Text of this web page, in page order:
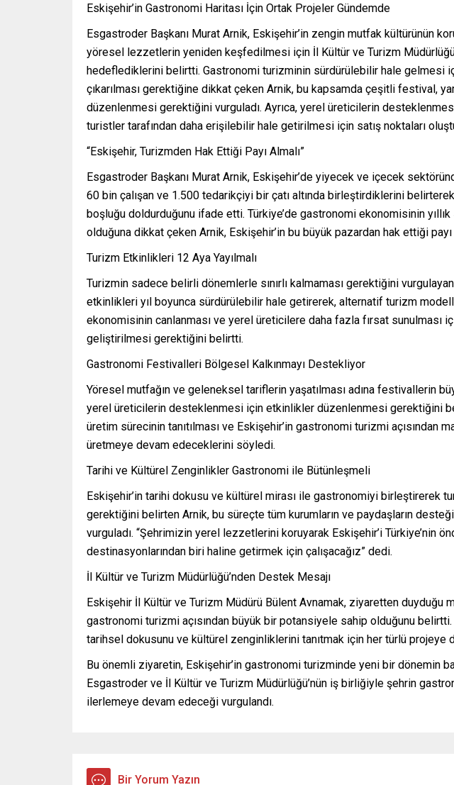
Eskişehir’in Gastronomi Haritası İçin Ortak Projeler Gündemde
Esgastroder Başkanı Murat Arnik, Eskişehir’in zengin mutfak kültürünün
yöresel lezzetlerin yeniden keşfedilmesi için İl Kültür ve Turizm
hedeflediklerini belirtti. Gastronomi turizminin sürdürülebilir hale gelmesi
çıkarılması gerektiğine dikkat çeken Arnik, bu kapsamda çeşitli festival,
düzenlenmesi gerektiğini vurguladı. Ayrıca, yerel üreticilerin
turistler tarafından daha erişilebilir hale getirilmesi için satış noktaları
“Eskişehir, Turizmden Hak Ettiği Payı Almalı”
Esgastroder Başkanı Murat Arnik, Eskişehir’de yiyecek ve içecek
60 bin çalışan ve 1.500 tedarikçiyi bir çatı altında birleştirdiklerini
boşluğu doldurduğunu ifade etti. Türkiye’de gastronomi ekonomisinin
olduğuna dikkat çeken Arnik, Eskişehir’in bu büyük pazardan hak ettiği
Turizm Etkinlikleri 12 Aya Yayılmalı
Turizmin sadece belirli dönemlerle sınırlı kalmaması gerektiğini
etkinlikleri yıl boyunca sürdürülebilir hale getirerek, alternatif turizm
ekonomisinin canlanması ve yerel üreticilere daha fazla fırsat sunulması
geliştirilmesi gerektiğini belirtti.
Gastronomi Festivalleri Bölgesel Kalkınmayı Destekliyor
Yöresel mutfağın ve geleneksel tariflerin yaşatılması adına festivallerin
yerel üreticilerin desteklenmesi için etkinlikler düzenlenmesi gerektiğini
üretim sürecinin tanıtılması ve Eskişehir’in gastronomi turizmi açısından
üretmeye devam edeceklerini söyledi.
Tarihi ve Kültürel Zenginlikler Gastronomi ile Bütünleşmeli
Eskişehir’in tarihi dokusu ve kültürel mirası ile gastronomiyi birleştirerek
gerektiğini belirten Arnik, bu süreçte tüm kurumların ve paydaşların
vurguladı. “Şehrimizin yerel lezzetlerini koruyarak Eskişehir’i Türkiye’nin
destinasyonlarından biri haline getirmek için çalışacağız” dedi.
İl Kültür ve Turizm Müdürlüğü’nden Destek Mesajı
Eskişehir İl Kültür ve Turizm Müdürü Bülent Avnamak, ziyaretten duyduğu
gastronomi turizmi açısından büyük bir potansiyele sahip olduğunu belirtti.
tarihsel dokusunu ve kültürel zenginliklerini tanıtmak için her türlü projeye
Bu önemli ziyaretin, Eskişehir’in gastronomi turizminde yeni bir dönemin
Esgastroder ve İl Kültür ve Turizm Müdürlüğü’nün iş birliğiyle şehrin
ilerlemeye devam edeceği vurgulandı.
Bir Yorum Yazın